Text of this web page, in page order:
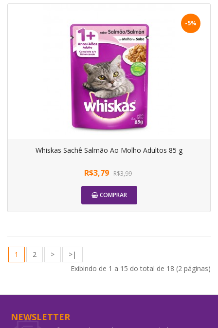
-5%
Whiskas Sachê Salmão Ao Molho Adultos 85 g
R$3,79 R$3,99
COMPRAR
1 2 >
>|
Exibindo de 1 a 15 do total de 18 (2 páginas)
NEWSLETTER